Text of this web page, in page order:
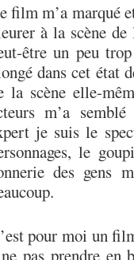
film m’a marqué
à la scène de
être un peu
dans cet état
la scène elle-
m’a
je suis le
le
des gens
pour moi un
pas prendre en